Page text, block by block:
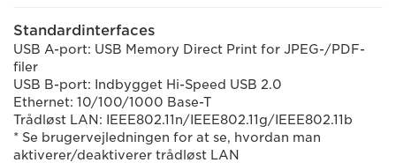
Standardinterfaces
USB A-port: USB Memory Direct Print for JPEG-/PDF-
filer
USB B-port: Indbygget Hi-Speed USB 2.0
Ethernet: 10/100/1000 Base-T
Trådløst LAN: IEEE802.11n/IEEE802.11g/IEEE802.11b
* Se brugervejledningen for at se, hvordan man
aktiverer/deaktiverer trådløst LAN